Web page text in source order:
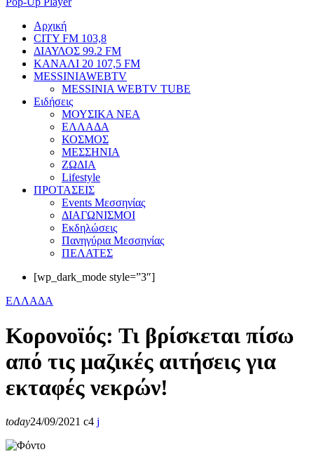
Αρχική
CITY FM 103,8
ΔΙΑΥΛΟΣ 99.2 FM
ΚΑΝΑΛΙ 20 107,5 FM
MESSINIAWEBTV
MESSINIA WEBTV TUBE
Eιδήσεις
ΜΟΥΣΙΚΑ ΝΕΑ
ΕΛΛΑΔΑ
ΚΟΣΜΟΣ
ΜΕΣΣΗΝΙΑ
ΖΩΔΙΑ
Lifestyle
ΠΡΟΤΑΣΕΙΣ
Events Μεσσηνίας
ΔΙΑΓΩΝΙΣΜΟΙ
Εκδηλώσεις
Πανηγύρια Μεσσηνίας
ΠΕΛΑΤΕΣ
[wp_dark_mode style=”3″]
ΕΛΛΑΔΑ
Κορονοϊός: Τι βρίσκεται πίσω
από τις μαζικές αιτήσεις για
εκταφές νεκρών!
today24/09/2021 4